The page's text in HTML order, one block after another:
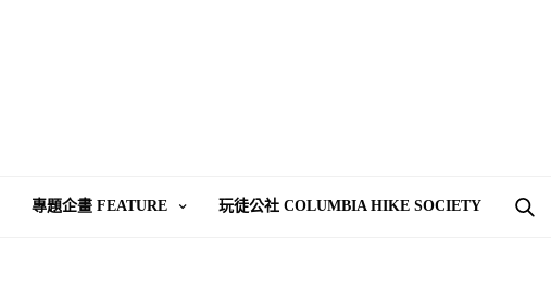
專題企畫 FEATURE 玩徒公社 COLUMBIA HIKE SOCIETY